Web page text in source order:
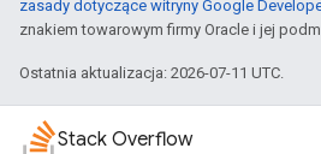
zasady dotyczące witryny Google
znakiem towarowym firmy Oracle i jej
Ostatnia aktualizacja: 2026-07-11 UTC.
Stack Overflow